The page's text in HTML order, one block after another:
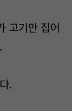
고기만 집어
.